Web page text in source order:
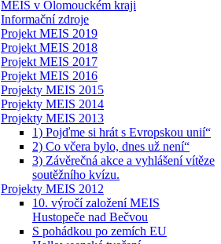
MEIS v Olomouckém kraji
Informační zdroje
Projekt MEIS 2019
Projekt MEIS 2018
Projekt MEIS 2017
Projekt MEIS 2016
Projekty MEIS 2015
Projekty MEIS 2014
Projekty MEIS 2013
1) Pojďme si hrát s Evropskou unií“
2) Co včera bylo, dnes už není“
3) Závěrečná akce a vyhlášení vítěze
soutěžního kvízu.
Projekty MEIS 2012
10. výročí založení MEIS
Hustopeče nad Bečvou
S pohádkou po zemích EU